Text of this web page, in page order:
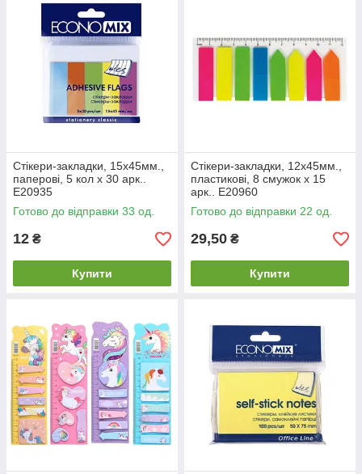
Стікери-закладки, 15х45мм.,
паперові, 5 кол х 30 арк..
E20935
Готово до відправки 33 од.
12 ₴
Купити
Стікери-закладки, 12х45мм.,
пластикові, 8 смужок х 15
арк.. E20960
Готово до відправки 22 од.
29,50 ₴
Купити